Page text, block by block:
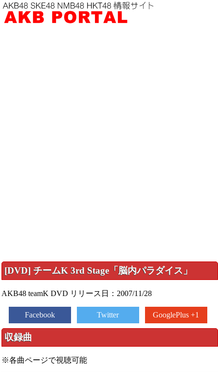
[DVD] チームK 3rd Stage「脳内パラダイス」
AKB48 teamK DVD リリース日：2007/11/28
Facebook Twitter GooglePlus +1
収録曲
※各曲ページで視聴可能